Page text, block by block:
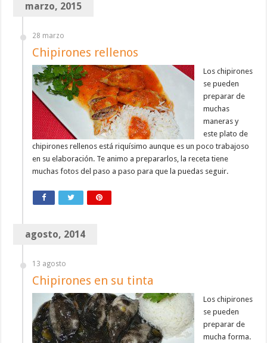
marzo, 2015
28 marzo
Chipirones rellenos
Los chipirones
se pueden
preparar de
muchas
maneras y
este plato de
chipirones rellenos está riquísimo aunque es un poco trabajoso
en su elaboración. Te animo a prepararlos, la receta tiene
muchas fotos del paso a paso para que la puedas seguir.
agosto, 2014
13 agosto
Chipirones en su tinta
Los chipirones
se pueden
preparar de
mucha forma.